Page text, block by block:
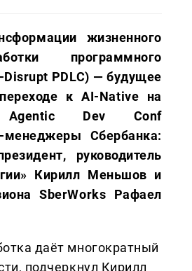
жизненного
программного
Disrupt PDLC) — будущее
к AI-Native на
Agentic Dev Conf
менеджеры Сбербанка:
руководитель
Кирилл Меньшов и
SberWorks Рафаел
даёт многократный
подчеркнул Кирилл